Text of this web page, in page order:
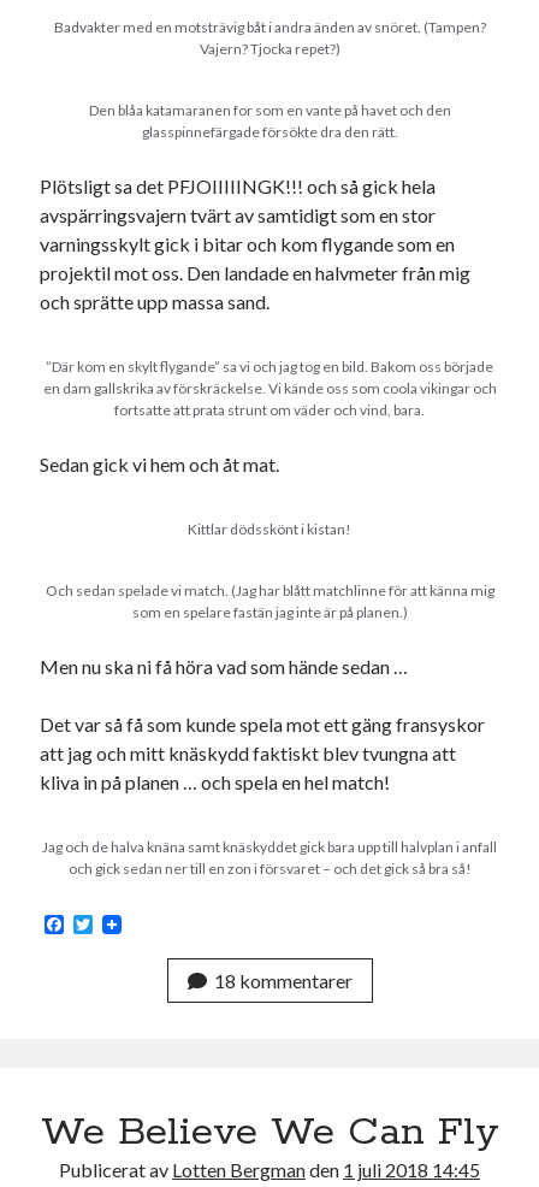
Badvakter med en motsträvig båt i andra änden av snöret. (Tampen?
Vajern? Tjocka repet?)
Den blåa katamaranen for som en vante på havet och den
glasspinnefärgade försökte dra den rätt.
Plötsligt sa det PFJOIIIIINGK!!! och så gick hela
avspärringsvajern tvärt av samtidigt som en stor
varningsskylt gick i bitar och kom flygande som en
projektil mot oss. Den landade en halvmeter från mig
och sprätte upp massa sand.
”Där kom en skylt flygande” sa vi och jag tog en bild. Bakom oss började
en dam gallskrika av förskräckelse. Vi kände oss som coola vikingar och
fortsatte att prata strunt om väder och vind, bara.
Sedan gick vi hem och åt mat.
Kittlar dödsskönt i kistan!
Och sedan spelade vi match. (Jag har blått matchlinne för att känna mig
som en spelare fastän jag inte är på planen.)
Men nu ska ni få höra vad som hände sedan …
Det var så få som kunde spela mot ett gäng fransyskor
att jag och mitt knäskydd faktiskt blev tvungna att
kliva in på planen … och spela en hel match!
Jag och de halva knäna samt knäskyddet gick bara upp till halvplan i anfall
och gick sedan ner till en zon i försvaret – och det gick så bra så!
F
T
18 kommentarer
We Believe We Can Fly
Publicerat av Lotten Bergmanden 1 juli 2018 14:45